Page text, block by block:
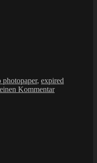
, expired
Kommentarzu